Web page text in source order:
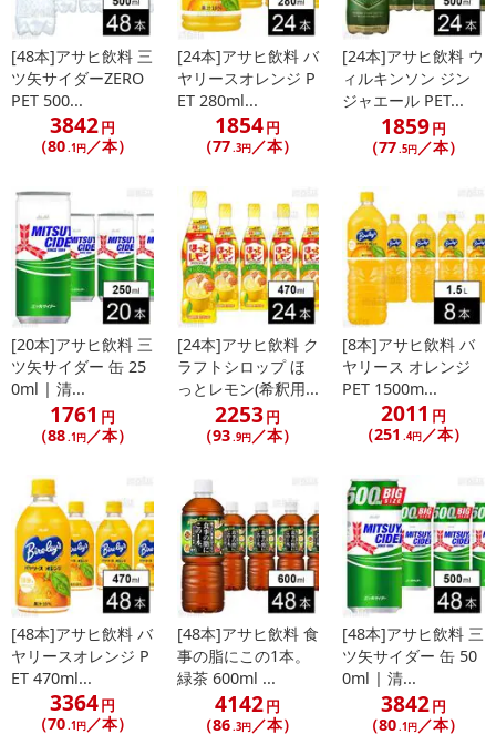
[48本]アサヒ飲料 三
ツ矢サイダーZERO
PET 500...
3842円
（80.1円／本）
[24本]アサヒ飲料 バ
ヤリースオレンジ P
ET 280ml...
1854円
（77.3円 ／本）
[24本]アサヒ飲料 ウ
ィルキンソン ジン
ジャエール PET...
1859円
（77.5円 ／本）
[20本]アサヒ飲料 三
ツ矢サイダー 缶 25
0ml | 清...
1761 円
（88.1円／本）
[24本]アサヒ飲料 ク
ラフトシロップ ほ
っとレモン(希釈用...
2253円
（93.9円／本）
[8本]アサヒ飲料 バ
ヤリース オレンジ
PET 1500m...
2011 円
（251 .4円／本）
[48本]アサヒ飲料 バ
ヤリースオレンジ P
ET 470ml...
3364円
（70.1円／本）
[48本]アサヒ飲料 食
事の脂にこの1本。
緑茶 600ml ...
4142円
（86.3円／本）
[48本]アサヒ飲料 三
ツ矢サイダー 缶 50
0ml | 清...
3842円
（80.1円／本）